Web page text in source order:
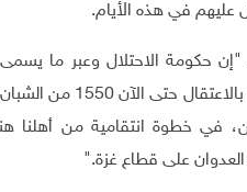
عليهم في هذه الأيام.
"إن حكومة الاحتلال وعبر ما
وشاملة طالت
في خطوة انتقامية من أهلنا
على قطاع غزة".